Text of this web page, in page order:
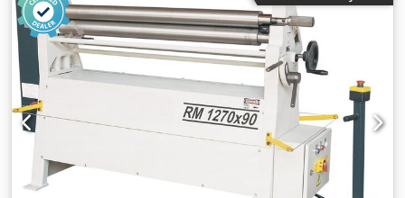
jauda: 2,2 kW Garums: 2470 mm Dcedpjynm Dwofx Alrsk
Platums: 750 mm Augstums: 1000 mm Svars: 1350 kg 3
veltņi Asimetriska veltņu izkārtojuma konstrukcija – ar
priekšliekšanu 2 veltņi piedzenami ar bremžu motoru
Manuāla sānu veltņu regulēšana Izgāžams augšējais
veltnis uz priekšu Darba virziens uz priekšu/atpakaļ
Koniskā locīšana, ar aizmugurējā veltņa slīpo novietojumu
Mobila vadības pults Darbības instrukcija vācu vai angļu
valodā IESPĒJAS (CENAS PĒC PIEPRASĪJUMA): Rūdīti veltņi
Motorizēta sānu veltņu regulēšana Digitālais ekrāns sānu